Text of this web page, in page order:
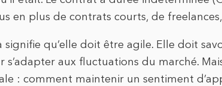
en plus de contrats courts, de
signifie qu’elle doit être agile. Elle doit
s’adapter aux fluctuations du marché.
: comment maintenir un sentiment